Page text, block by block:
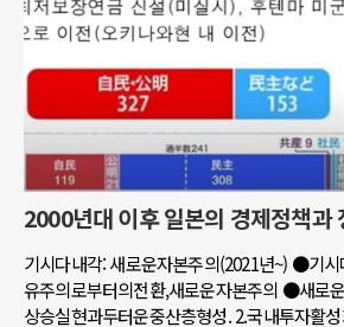
2000년대 이후 일본의 경제정책과
기시다내각: 새로운자본주의(2021년~) ●기
유주의로부터의전환,새로운자본주의 ●새로
상승실현과두터운중산층형성. 2.국내투자활